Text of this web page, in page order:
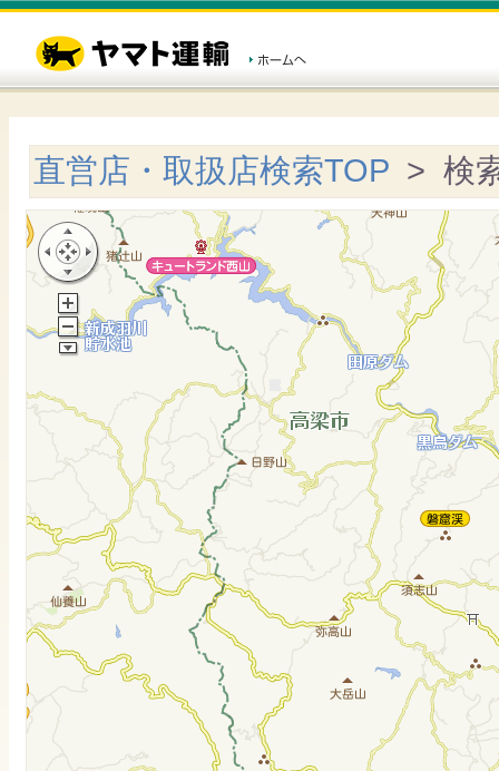
直営店・取扱店検索TOP > 検